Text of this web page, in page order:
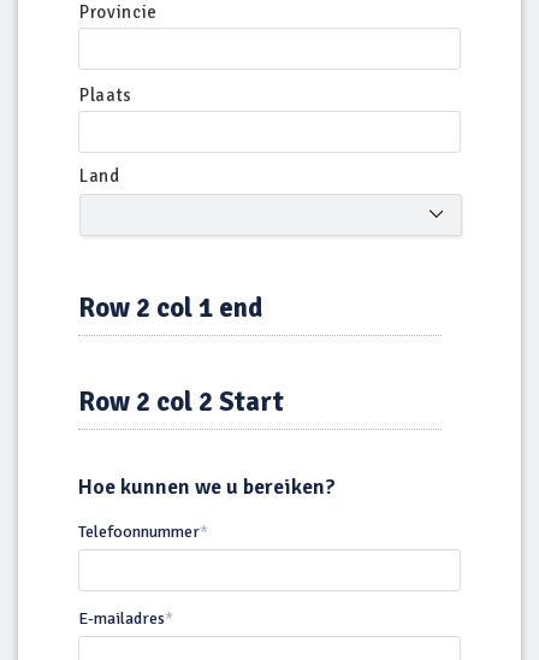
Provincie
Plaats
Land
Row 2 col 1 end
Row 2 col 2 Start
Hoe kunnen we u bereiken?
Telefoonnummer*
E-mailadres*